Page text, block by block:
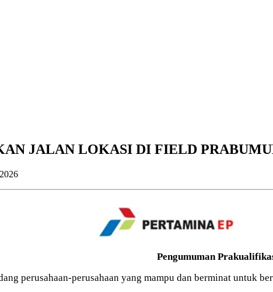
JALAN LOKASI DI FIELD
Pengumuman
perusahaan-perusahaan yang mampu dan berminat untuk